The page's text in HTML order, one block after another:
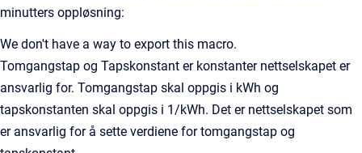
minutters oppløsning:
We don't have a way to export this macro.
Tomgangstap og Tapskonstant er konstanter nettselskapet er
ansvarlig for. Tomgangstap skal oppgis i kWh og
tapskonstanten skal oppgis i 1/kWh. Det er nettselskapet som
er ansvarlig for å sette verdiene for tomgangstap og